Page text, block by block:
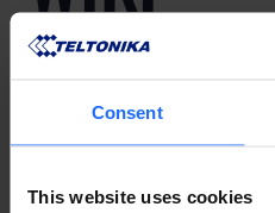
Consent
This website uses cookies
BASE